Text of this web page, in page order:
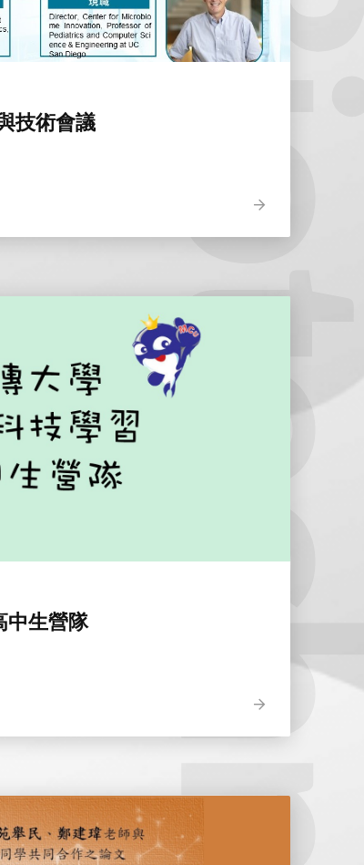
技術會議
中生營隊